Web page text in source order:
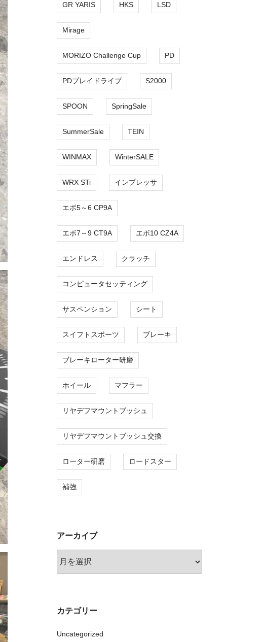
GR YARIS HKS LSD
Mirage
MORIZO Challenge Cup PD
PDプレイドライブ S2000
SPOON SpringSale
SummerSale TEIN
WINMAX WinterSALE
WRX STi インプレッサ
エボ5～6 CP9A
エボ7～9 CT9A エボ10 CZ4A
エンドレス クラッチ
コンピュータセッティング
サスペンション シート
スイフトスポーツ ブレーキ
ブレーキローター研磨
ホイール マフラー
リヤデフマウントブッシュ
リヤデフマウントブッシュ交換
ローター研磨 ロードスター
補強
アーカイブ
ー
カテゴリー
Uncategorized